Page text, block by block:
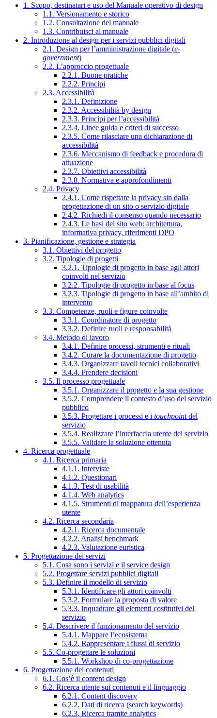
1. Scopo, destinatari e uso del Manuale operativo di design
1.1. Versionamento e storico
1.2. Consultazione del manuale
1.3. Contribuisci al manuale
2. Introduzione al design per i servizi pubblici digitali
2.1. Design per l’amministrazione digitale (e-
government)
2.2. L’approccio progettuale
2.2.1. Buone pratiche
2.2.2. Principi
2.3. Accessibilità
2.3.1. Definizione
2.3.2. Accessibilità by design
2.3.3. Principi per l’accessibilità
2.3.4. Linee guida e criteri di successo
2.3.5. Come rilasciare una dichiarazione di
accessibilità
2.3.6. Meccanismo di feedback e procedura di
attuazione
2.3.7. Obiettivi accessibilità
2.3.8. Normativa e approfondimenti
2.4. Privacy
2.4.1. Come rispettare la privacy sin dalla
progettazione di un sito o servizio digitale
2.4.2. Richiedi il consenso quando necessario
2.4.3. Le basi del sito web: architettura,
informativa privacy, riferimenti DPO
3. Pianificazione, gestione e strategia
3.1. Obiettivi del progetto
3.2. Tipologie di progetti
3.2.1. Tipologie di progetto in base agli attori
coinvolti nel servizio
3.2.2. Tipologie di progetto in base al focus
3.2.3. Tipologie di progetto in base all’ambito di
intervento
3.3. Competenze, ruoli e figure coinvolte
3.3.1. Coordinatore di progetto
3.3.2. Definire ruoli e responsabilità
3.4. Metodo di lavoro
3.4.1. Definire processi, strumenti e rituali
3.4.2. Curare la documentazione di progetto
3.4.3. Organizzare tavoli tecnici collaborativi
3.4.4. Prendere decisioni
3.5. Il processo progettuale
3.5.1. Organizzare il progetto e la sua gestione
3.5.2. Comprendere il contesto d’uso del servizio
pubblico
3.5.3. Progettare i processi e i touchpointdel
servizio
3.5.4. Realizzare l’interfaccia utente del servizio
3.5.5. Validare la soluzione ottenuta
4. Ricerca progettuale
4.1. Ricerca primaria
4.1.1. Interviste
4.1.2. Questionari
4.1.3. Test di usabilità
4.1.4. Web analytics
4.1.5. Strumenti di mappatura dell’esperienza
utente
4.2. Ricerca secondaria
4.2.1. Ricerca documentale
4.2.2. Analisi benchmark
4.2.3. Valutazione euristica
5. Progettazione dei servizi
5.1. Cosa sono i servizi e il service design
5.2. Progettare servizi pubblici digitali
5.3. Definire il modello di servizio
5.3.1. Identificare gli attori coinvolti
5.3.2. Formulare la proposta di valore
5.3.3. Inquadrare gli elementi costitutivi del
servizio
5.4. Descrivere il funzionamento del servizio
5.4.1. Mappare l’ecosistema
5.4.2. Rappresentare i flussi di servizio
5.5. Co-progettare le soluzioni
5.5.1. Workshop di co-progettazione
6. Progettazione dei contenuti
6.1. Cos’è il content design
6.2. Ricerca utente sui contenuti e il linguaggio
6.2.1. Content discovery
6.2.2. Dati di ricerca (search keywords)
6.2.3. Ricerca tramite analytics